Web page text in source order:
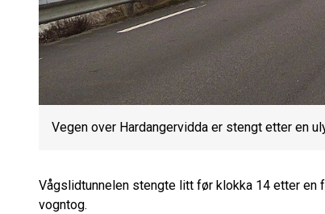
Vegen over Hardangervidda er stengt etter en
Vågslidtunnelen stengte litt før klokka 14 etter
vogntog.